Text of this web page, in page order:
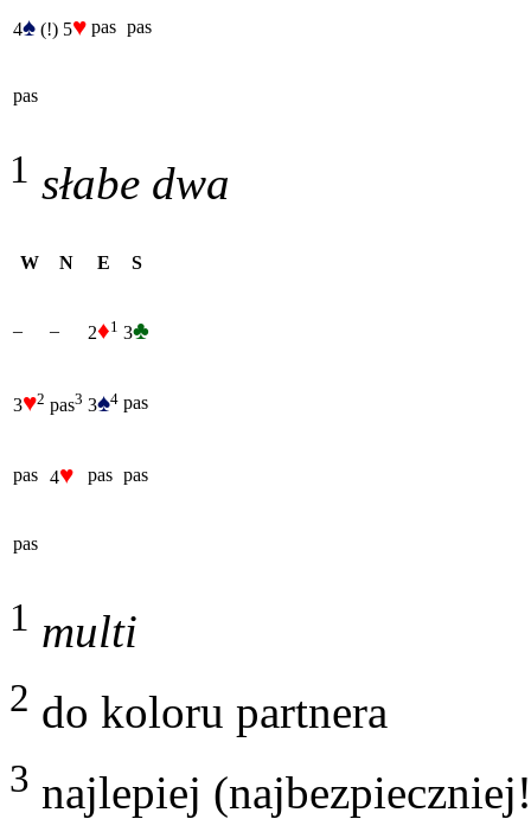
4♠ (!) 5♥ pas pas
pas
1 słabe dwa
W N E S
– – 2♦1 3♣
3♥2 pas3 3♠4 pas
pas 4♥ pas pas
pas
1 multi
2 do koloru partnera
3 najlepiej